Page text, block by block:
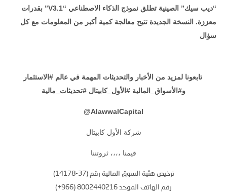
“ديب سيك” الصينية تطلق نموذج الذكاء الاصطناعي “V3.1”
بقدرات
معززة. النسخة الجديدة تتيح معالجة كمية أكبر من المعلومات مع كل
سؤال
تابعونا لمزيد من الأخبار والتحديثات المهمة في عالم #الاستثمار
و#الأسواق_المالية #الأول_كابيتال #تحديثات_مالية
AlawwalCapital
@
شركة الأول كابيتال
قيمنا ،،،، ثروتننا
ترخيص هئية السوق المالية رقم (37-14178)
رقم الهاتف الموحد 8002440216 (966+)